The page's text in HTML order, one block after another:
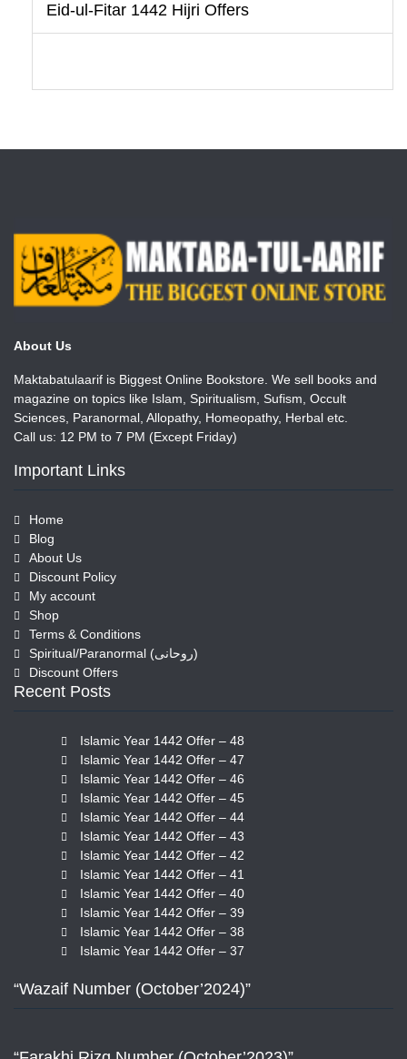
Eid-ul-Fitar 1442 Hijri Offers
About Us
Maktabatulaarif is Biggest Online Bookstore. We sell books and
magazine on topics like Islam, Spiritualism, Sufism, Occult
Sciences, Paranormal, Allopathy, Homeopathy, Herbal etc.
Call us: 12 PM to 7 PM (Except Friday)
Important Links
Home
Blog
About Us
Discount Policy
My account
Shop
Terms & Conditions
Spiritual/Paranormal (روحانی)
Discount Offers
Recent Posts
Islamic Year 1442 Offer – 48
Islamic Year 1442 Offer – 47
Islamic Year 1442 Offer – 46
Islamic Year 1442 Offer – 45
Islamic Year 1442 Offer – 44
Islamic Year 1442 Offer – 43
Islamic Year 1442 Offer – 42
Islamic Year 1442 Offer – 41
Islamic Year 1442 Offer – 40
Islamic Year 1442 Offer – 39
Islamic Year 1442 Offer – 38
Islamic Year 1442 Offer – 37
“Wazaif Number (October’2024)”